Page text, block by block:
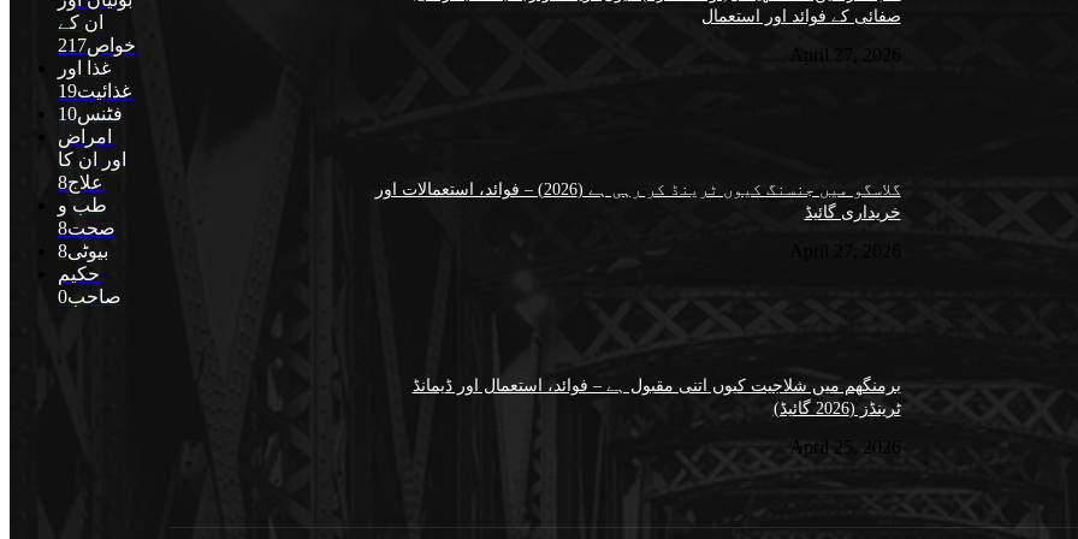
صفائی کے فوائد اور استعمال
گلاسگو میں جنسنگ کیوں ٹرینڈ کر رہی ہے (2026) – فوائد، استعمالات اور
خریداری گائیڈ
برمنگھم میں شلاجیت کیوں اتنی مقبول ہے – فوائد، استعمال اور ڈیمانڈ
ٹرینڈز (2026 گائیڈ)
April 25, 2026
ان کے
خواص217
غذا اور
غذائیت19
فٹنس10
امراض
اور ان کا
علاج8
طب و
صحت8
بیوٹی8
حکیم
صاحب0